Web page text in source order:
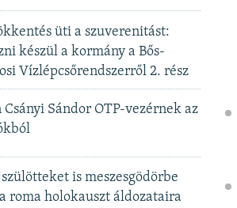
üti a szuverenitást:
készül a kormány a Bős-
Vízlépcsőrendszerről 2. rész
Csányi Sándor OTP-vezérnek az
is meszesgödörbe
roma holokauszt áldozataira